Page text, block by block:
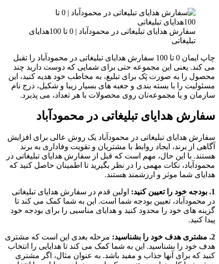
سفارش هدایای تبلیغاتی در محمودآباد | 0 تا 100هدایای
تبلیغاتی
چاپ ایمان 0 تا 100 سفارش هدایای تبلیغاتی در محمودآباد را تقبل
می کند. یعنی این مجموعه حتی برای شمایی که دوست دارید چند
محصول را به صورت پَک برای تبلیغ، به مخاطب خود هدیه کنید، این
مسئولیت را با بسته بندی و جعبه های بسیار زیبا و شکیل، درج نام
سازمان و یا مجموعه‌تان روی محصولات با هر تعداد، می پذیرد.
سفارش هدایای تبلیغاتی در محمودآباد
سفارش هدایای تبلیغاتی در محمودآباد یک روش عالی برای افزایش
آگاهی از برند، ایجاد روابط با مشتریان و تقویت وفاداری به برند
هستند. با این حال، مهم است که قبل از سفارش هدایای تبلیغاتی در
محمودآباد، نکات مهمی را در نظر بگیرید تا اطمینان حاصل کنید که
هدایای شما موثر و ارزشمند هستند.
1. بودجه خود را تعیین کنید:
اولین قدم در سفارش هدایای تبلیغاتی
در محمودآباد، تعیین بودجه شما است. این به شما کمک می کند تا
گزینه های خود را محدود کنید و هدایای مناسبی را برای بودجه خود
پیدا کنید.
2. مشتری هدف خود را بشناسید:
مرحله بعدی این است که مشتری
هدف خود را بشناسید. این به شما کمک می کند تا هدایایی را انتخاب
کنید که برای آنها جذاب و مفید باشد. به عنوان مثال، اگر مشتری